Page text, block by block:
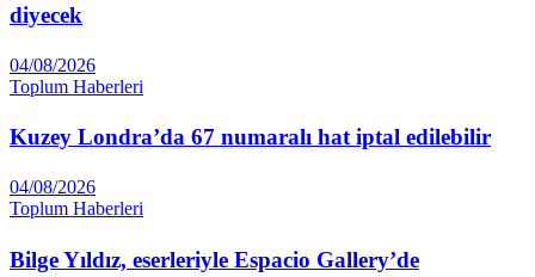
diyecek
04/08/2026
Toplum Haberleri
Kuzey Londra’da 67 numaralı hat iptal edilebilir
04/08/2026
Toplum Haberleri
Bilge Yıldız, eserleriyle Espacio Gallery’de